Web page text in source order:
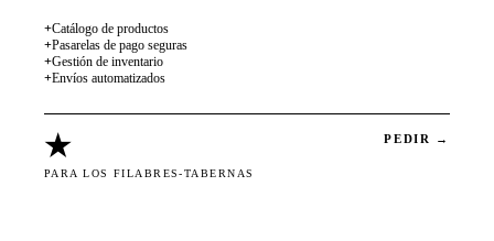
+Catálogo de productos
+Pasarelas de pago seguras
+Gestión de inventario
+Envíos automatizados
★
PARA LOS FILABRES-TABERNAS
PEDIR →